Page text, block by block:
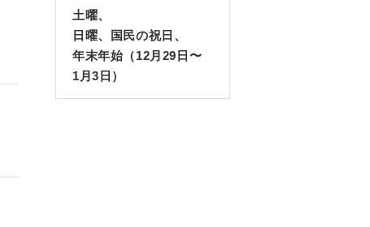
土曜、
日曜、国民の祝日、
年末年始（12月29日〜
1月3日）